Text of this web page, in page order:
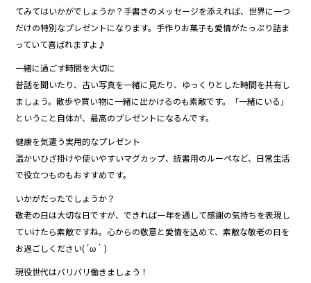
てみてはいかがでしょうか？手書きのメッセージを添えれば、世界に一つ
だけの特別なプレゼントになります。手作りお菓子も愛情がたっぷり詰ま
っていて喜ばれますよ♪
一緒に過ごす時間を大切に
昔話を聞いたり、古い写真を一緒に見たり、ゆっくりとした時間を共有し
ましょう。散歩や買い物に一緒に出かけるのも素敵です。「一緒にいる」
ということ自体が、最高のプレゼントになるんです。
健康を気遣う実用的なプレゼント
温かいひざ掛けや使いやすいマグカップ、読書用のルーペなど、日常生活
で役立つものもおすすめです。
いかがだったでしょうか？
敬老の日は大切な日ですが、できれば一年を通して感謝の気持ちを表現し
ていけたら素敵ですね。心からの敬意と愛情を込めて、素敵な敬老の日を
お過ごしください(´ω｀)
現役世代はバリバリ働きましょう！